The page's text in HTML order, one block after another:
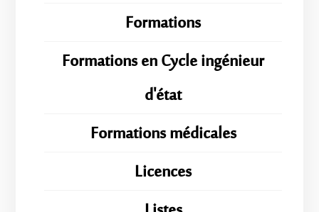
Formations
Formations en Cycle ingénieur
d'état
Formations médicales
Licences